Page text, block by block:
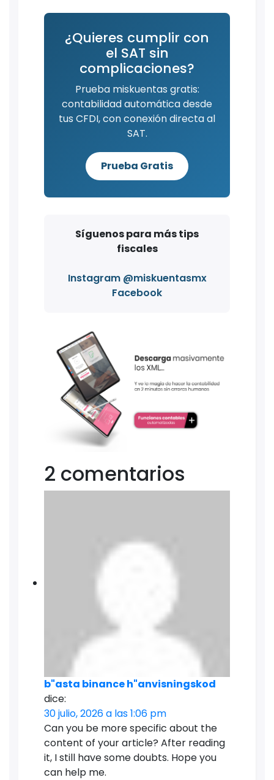
¿Quieres cumplir con
el SAT sin
complicaciones?
Prueba miskuentas gratis:
contabilidad automática desde
tus CFDI, con conexión directa al
SAT.
Prueba Gratis
Síguenos para más tips
fiscales
Instagram @miskuentasmx
Facebook
2 comentarios
b"asta binance h"anvisningskod
dice:
30 julio, 2026 a las 1:06 pm
Can you be more specific about the
content of your article? After reading
it, I still have some doubts. Hope you
can help me.